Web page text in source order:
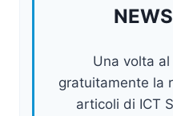
Una volta
gratuitamente la
articoli di ICT